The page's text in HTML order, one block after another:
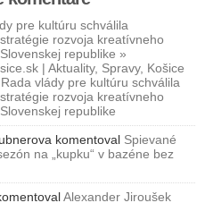
pre kultúru schválila
rozvoja kreatívneho
republike »
| Aktuality, Spravy, Košice
Rada vlády pre kultúru schválila
rozvoja kreatívneho
republike
komentoval Spievané
na „kupku“ v bazéne bez
Alexander Jiroušek